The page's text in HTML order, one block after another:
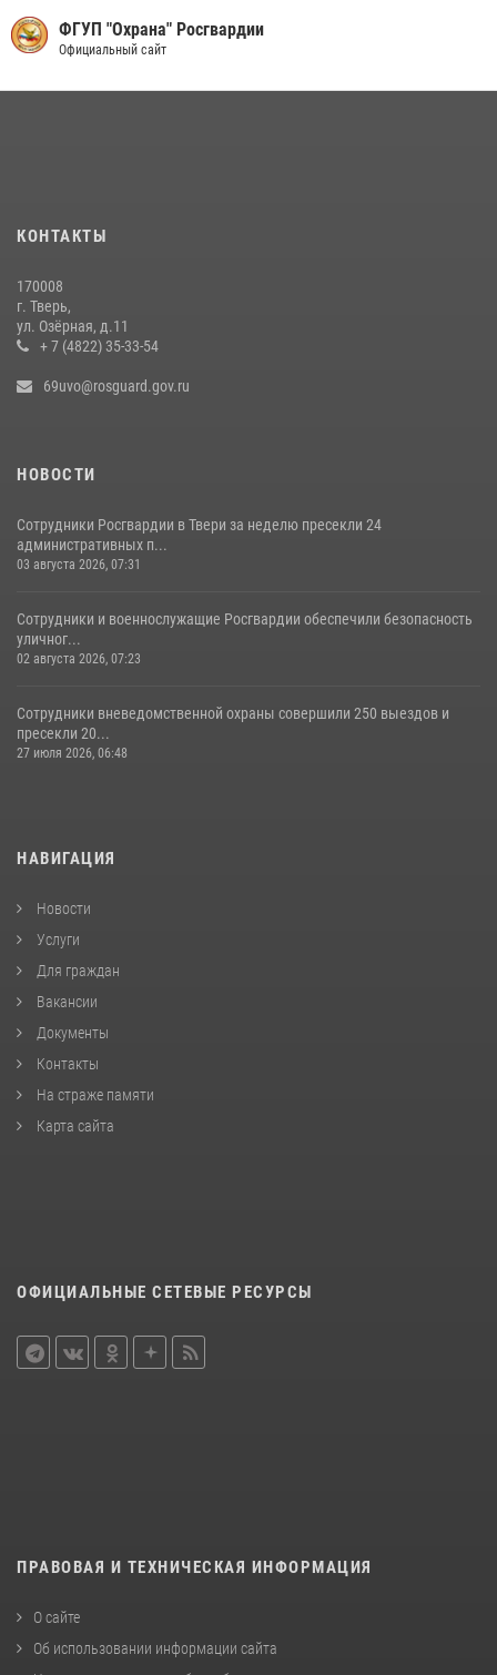
Росгвардейцы оказали помощь водителю на дороге в городе Кашин
ФГУП "Охрана" Росгвардии
Официальный сайт
КОНТАКТЫ
170008
г. Тверь,
ул. Озёрная, д.11
+ 7 (4822) 35-33-54
69uvo@rosguard.gov.ru
НОВОСТИ
Сотрудники Росгвардии в Твери за неделю пресекли 24
административных п...
03 августа 2026, 07:31
Сотрудники и военнослужащие Росгвардии обеспечили безопасность
уличног...
02 августа 2026, 07:23
Сотрудники вневедомственной охраны совершили 250 выездов и
пресекли 20...
27 июля 2026, 06:48
НАВИГАЦИЯ
Новости
Услуги
Для граждан
Вакансии
Документы
Контакты
На страже памяти
Карта сайта
ОФИЦИАЛЬНЫЕ СЕТЕВЫЕ РЕСУРСЫ
ПРАВОВАЯ И ТЕХНИЧЕСКАЯ ИНФОРМАЦИЯ
О сайте
Об использовании информации сайта